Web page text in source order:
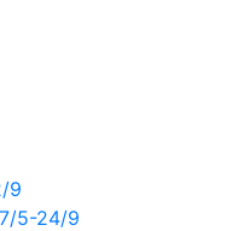
9
5-24/9